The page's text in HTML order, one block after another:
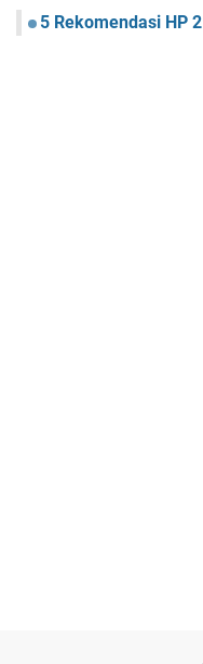
5 Rekomendasi HP